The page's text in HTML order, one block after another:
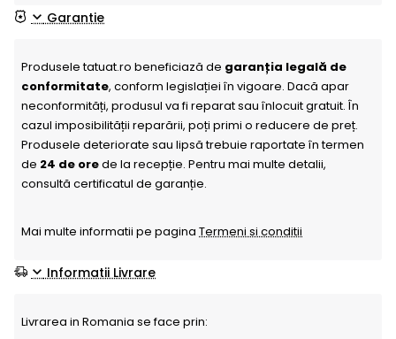
Garantie
Produsele tatuat.ro beneficiază de garanția legală de
conformitate, conform legislației în vigoare. Dacă apar
neconformități, produsul va fi reparat sau înlocuit gratuit. În
cazul imposibilității reparării, poți primi o reducere de preț.
Produsele deteriorate sau lipsă trebuie raportate în termen
de 24 de orede la recepție. Pentru mai multe detalii,
consultă certificatul de garanție.
Mai multe informatii pe pagina Termeni si conditii
Informatii Livrare
Livrarea in Romania se face prin: